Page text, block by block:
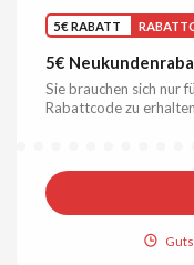
5€ RABATT
5€
Sie brauchen sich nur
Rabattcode zu